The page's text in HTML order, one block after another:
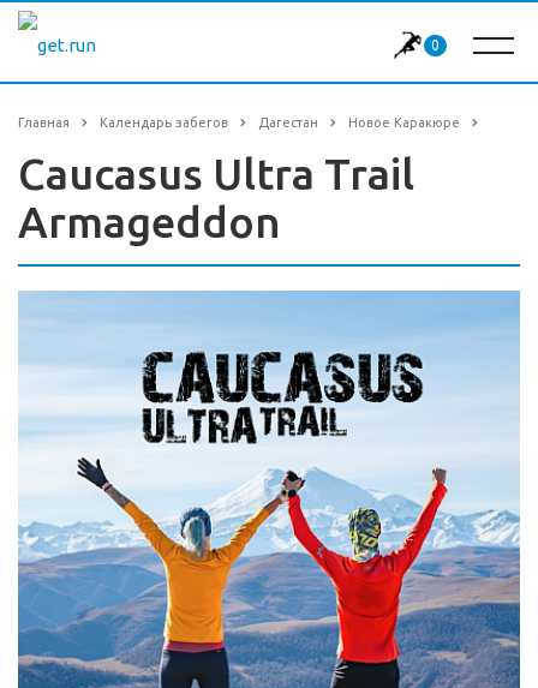
0
Главная Календарь забегов Дагестан Новое Каракюре
Caucasus Ultra Trail
Armageddon